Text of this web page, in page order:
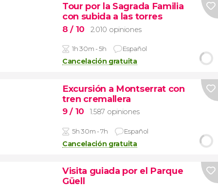
Tour por la Sagrada Familia
con subida a las torres
8/ 10 2.010 opiniones
1h 30m - 5h Español
Cancelación gratuita
Excursión a Montserrat con
tren cremallera
9/ 10 1.587 opiniones
5h 30m - 7h Español
Cancelación gratuita
Visita guiada por el Parque
Güell